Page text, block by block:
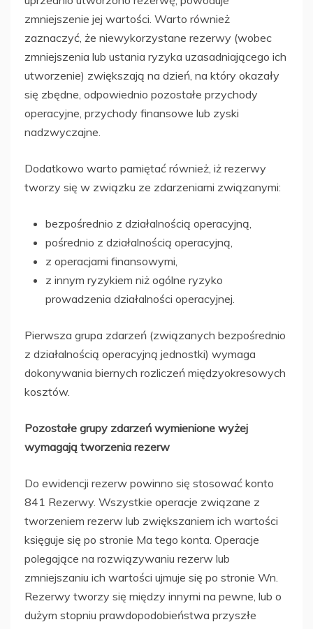
zmniejszenie jej wartości. Warto również
zaznaczyć, że niewykorzystane rezerwy (wobec
zmniejszenia lub ustania ryzyka uzasadniającego ich
utworzenie) zwiększają na dzień, na który okazały
się zbędne, odpowiednio pozostałe przychody
operacyjne, przychody finansowe lub zyski
nadzwyczajne.
Dodatkowo warto pamiętać również, iż rezerwy
tworzy się w związku ze zdarzeniami związanymi:
bezpośrednio z działalnością operacyjną,
pośrednio z działalnością operacyjną,
z operacjami finansowymi,
z innym ryzykiem niż ogólne ryzyko
prowadzenia działalności operacyjnej.
Pierwsza grupa zdarzeń (związanych bezpośrednio
z działalnością operacyjną jednostki) wymaga
dokonywania biernych rozliczeń międzyokresowych
kosztów.
Pozostałe grupy zdarzeń wymienione wyżej
wymagają tworzenia rezerw
Do ewidencji rezerw powinno się stosować konto
841 Rezerwy. Wszystkie operacje związane z
tworzeniem rezerw lub zwiększaniem ich wartości
księguje się po stronie Ma tego konta. Operacje
polegające na rozwiązywaniu rezerw lub
zmniejszaniu ich wartości ujmuje się po stronie Wn.
Rezerwy tworzy się między innymi na pewne, lub o
dużym stopniu prawdopodobieństwa przyszłe